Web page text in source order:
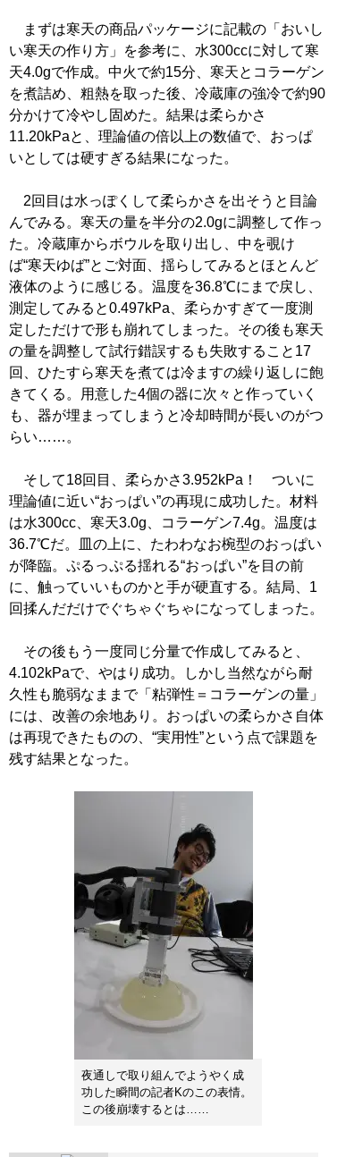
まずは寒天の商品パッケージに記載の「おいし
い寒天の作り方」を参考に、水300ccに対して寒
天4.0gで作成。中火で約15分、寒天とコラーゲン
を煮詰め、粗熱を取った後、冷蔵庫の強冷で約90
分かけて冷やし固めた。結果は柔らかさ
11.20kPaと、理論値の倍以上の数値で、おっぱ
いとしては硬すぎる結果になった。
2回目は水っぽくして柔らかさを出そうと目論
んでみる。寒天の量を半分の2.0gに調整して作っ
た。冷蔵庫からボウルを取り出し、中を覗け
ば“寒天ゆば”とご対面、揺らしてみるとほとんど
液体のように感じる。温度を36.8℃にまで戻し、
測定してみると0.497kPa、柔らかすぎて一度測
定しただけで形も崩れてしまった。その後も寒天
の量を調整して試行錯誤するも失敗すること17
回、ひたすら寒天を煮ては冷ますの繰り返しに飽
きてくる。用意した4個の器に次々と作っていく
も、器が埋まってしまうと冷却時間が長いのがつ
らい……。
そして18回目、柔らかさ3.952kPa！ ついに
理論値に近い“おっぱい”の再現に成功した。材料
は水300cc、寒天3.0g、コラーゲン7.4g。温度は
36.7℃だ。皿の上に、たわわなお椀型のおっぱい
が降臨。ぷるっぷる揺れる“おっぱい”を目の前
に、触っていいものかと手が硬直する。結局、1
回揉んだだけでぐちゃぐちゃになってしまった。
その後もう一度同じ分量で作成してみると、
4.102kPaで、やはり成功。しかし当然ながら耐
久性も脆弱なままで「粘弾性＝コラーゲンの量」
には、改善の余地あり。おっぱいの柔らかさ自体
は再現できたものの、“実用性”という点で課題を
残す結果となった。
夜通しで取り組んでようやく成
功した瞬間の記者Kのこの表情。
この後崩壊するとは……